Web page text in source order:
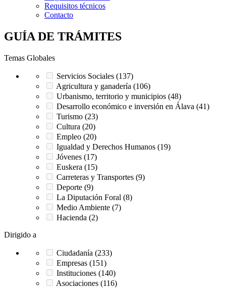
Requisitos técnicos
Contacto
GUÍA DE TRÁMITES
Temas Globales
Servicios Sociales (137)
Agricultura y ganadería (106)
Urbanismo, territorio y municipios (48)
Desarrollo económico e inversión en Álava (41)
Turismo (23)
Cultura (20)
Empleo (20)
Igualdad y Derechos Humanos (19)
Jóvenes (17)
Euskera (15)
Carreteras y Transportes (9)
Deporte (9)
La Diputación Foral (8)
Medio Ambiente (7)
Hacienda (2)
Dirigido a
Ciudadanía (233)
Empresas (151)
Instituciones (140)
Asociaciones (116)